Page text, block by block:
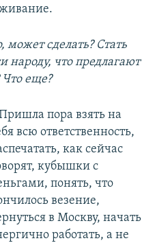
может сделать? Стать
народу, что предлагают
Что еще?
пора взять на
всю ответственность,
как сейчас
кубышки с
понять, что
везение,
в Москву, начать
работать, а не